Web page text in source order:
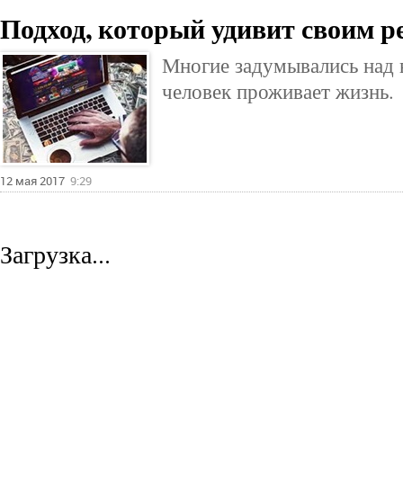
Подход, который удивит своим
Многие задумывались над
человек проживает жизнь.
12 мая 2017 9:29
Загрузка...